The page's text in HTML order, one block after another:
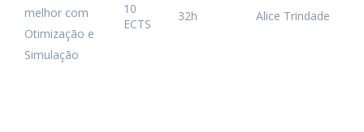
melhor com
Otimização e
Simulação
10
ECTS
32h Alice Trindade